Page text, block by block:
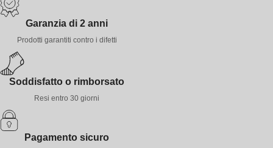
Garanzia di 2 anni
Prodotti garantiti contro i difetti
Soddisfatto o rimborsato
Resi entro 30 giorni
Pagamento sicuro